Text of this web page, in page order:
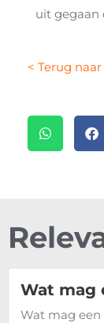
uit gegaan
< Terug
Wat mag
Wat mag een